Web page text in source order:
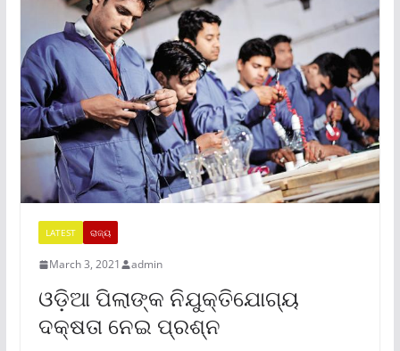
LATEST ରାଜ୍ୟ
March 3, 2021 admin
ଓଡ଼ିଆ ପିଲାଙ୍କ ନିଯୁକ୍ତିଯୋଗ୍ୟ
ଦକ୍ଷତା ନେଇ ପ୍ରଶ୍ନ